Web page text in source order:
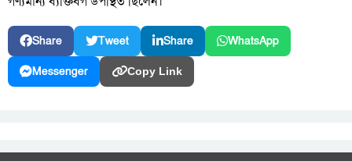
Share Tweet Share WhatsApp
Messenger Copy Link